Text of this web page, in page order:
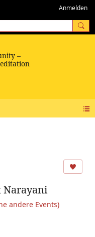
Anmelden
Narayani
andere Events)